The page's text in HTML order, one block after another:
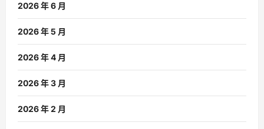
2026 年 6 月
2026 年 5 月
2026 年 4 月
2026 年 3 月
2026 年 2 月